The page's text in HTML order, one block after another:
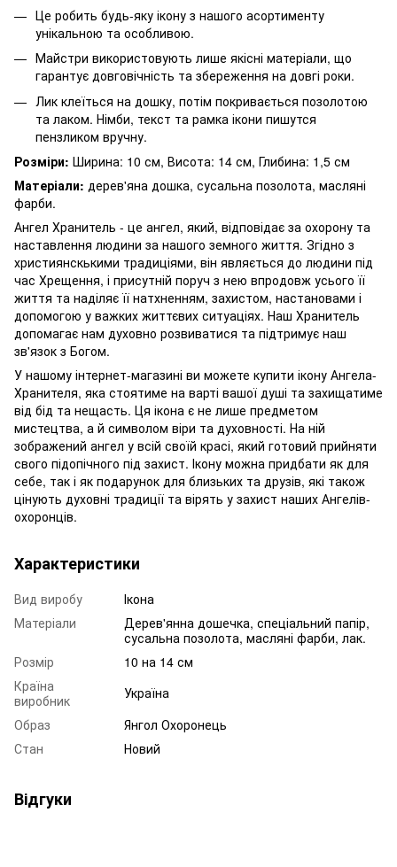
Це робить будь-яку ікону з нашого асортименту
унікальною та особливою.
Майстри використовують лише якісні матеріали, що
гарантує довговічність та збереження на довгі роки.
Лик клеїться на дошку, потім покривається позолотою
та лаком. Німби, текст та рамка ікони пишутся
пензликом вручну.
Розміри: Ширина: 10 см, Висота: 14 см, Глибина: 1,5 см
Матеріали: дерев'яна дошка, сусальна позолота, масляні
фарби.
Ангел Хранитель - це ангел, який, відповідає за охорону та
наставлення людини за нашого земного життя. Згідно з
християнскькими традиціями, він являється до людини під
час Хрещення, і присутній поруч з нею впродовж усього її
життя та наділяє її натхненням, захистом, настановами і
допомогою у важких життєвих ситуаціях. Наш Хранитель
допомагає нам духовно розвиватися та підтримує наш
зв'язок з Богом.
У нашому інтернет-магазині ви можете купити ікону Ангела-
Хранителя, яка стоятиме на варті вашої душі та захищатиме
від бід та нещасть. Ця ікона є не лише предметом
мистецтва, а й символом віри та духовності. На ній
зображений ангел у всій своїй красі, який готовий прийняти
свого підопічного під захист. Ікону можна придбати як для
себе, так і як подарунок для близьких та друзів, які також
цінують духовні традиції та вірять у захист наших Ангелів-
охоронців.
Характеристики
Вид виробу
Ікона
Матеріали
Дерев'янна дошечка, спеціальний папір,
сусальна позолота, масляні фарби, лак.
Розмір
10 на 14 см
Країна
виробник
Україна
Образ
Янгол Охоронець
Стан
Новий
Відгуки